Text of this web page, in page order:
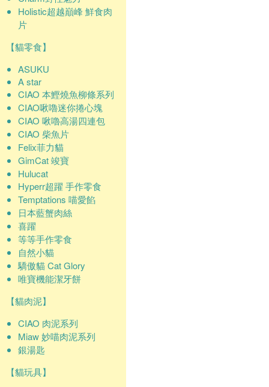
Holistic超越巔峰 鮮食肉
片
【貓零食】
ASUKU
A star
CIAO 本鰹燒魚柳條系列
CIAO啾嚕迷你捲心塊
CIAO 啾嚕高湯四連包
CIAO 柴魚片
Felix菲力貓
GimCat 竣寶
Hulucat
Hyperr超躍 手作零食
Temptations 喵愛餡
日本藍蟹肉絲
喜躍
等等手作零食
自然小貓
驕傲貓 Cat Glory
唯寶機能潔牙餅
【貓肉泥】
CIAO 肉泥系列
Miaw 妙喵肉泥系列
銀湯匙
【貓玩具】